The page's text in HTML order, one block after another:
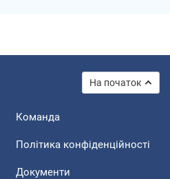
На початок
Команда
Політика конфіденційності
Документи